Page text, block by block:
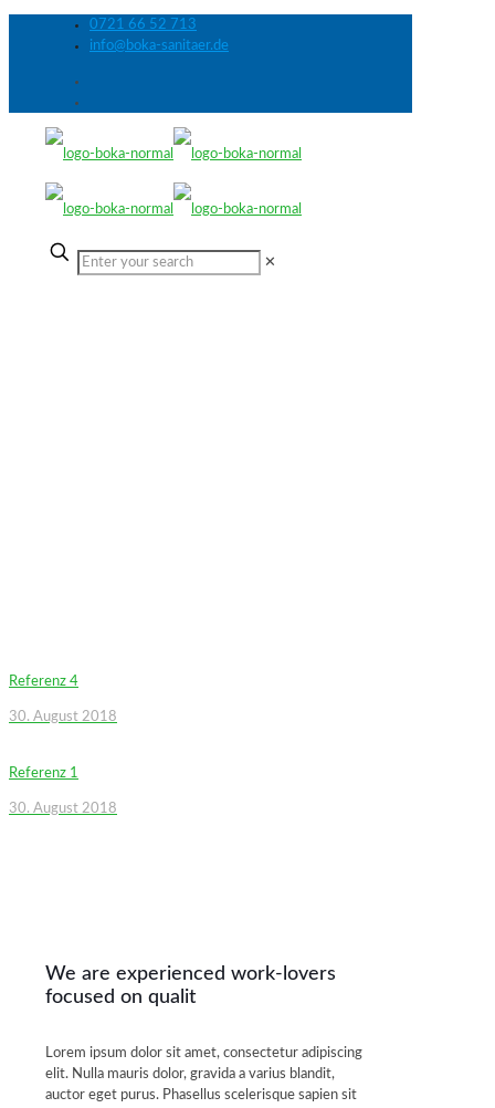
0721 66 52 713
info@boka-sanitaer.de
✕
Referenz 4
30. August 2018
Referenz 1
30. August 2018
We are experienced work-lovers
focused on qualit
Lorem ipsum dolor sit amet, consectetur adipiscing
elit. Nulla mauris dolor, gravida a varius blandit,
auctor eget purus. Phasellus scelerisque sapien sit